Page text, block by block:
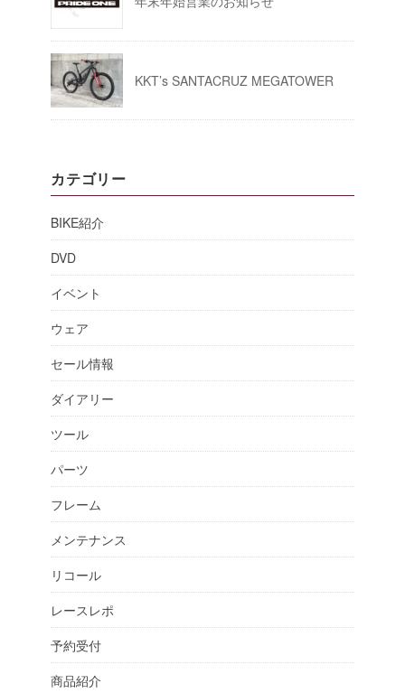
KKT’s SANTACRUZ MEGATOWER
カテゴリー
BIKE紹介
DVD
イベント
ウェア
セール情報
ダイアリー
ツール
パーツ
フレーム
メンテナンス
リコール
レースレポ
予約受付
商品紹介